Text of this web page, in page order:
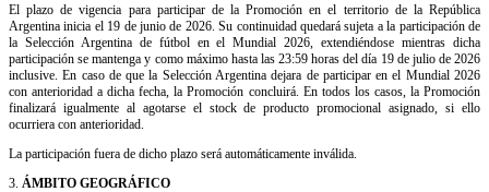
El plazo de vigencia para participar de la Promoción en el territorio de la República
Argentina inicia el 19 de junio de 2026. Su continuidad quedará sujeta a la participación de
la Selección Argentina de fútbol en el Mundial 2026, extendiéndose mientras dicha
participación se mantenga y como máximo hasta las 23:59 horas del día 19 de julio de 2026
inclusive. En caso de que la Selección Argentina dejara de participar en el Mundial 2026
con anterioridad a dicha fecha, la Promoción concluirá. En todos los casos, la Promoción
finalizará igualmente al agotarse el stock de producto promocional asignado, si ello
ocurriera con anterioridad.
La participación fuera de dicho plazo será automáticamente inválida.
3. ÁMBITO GEOGRÁFICO